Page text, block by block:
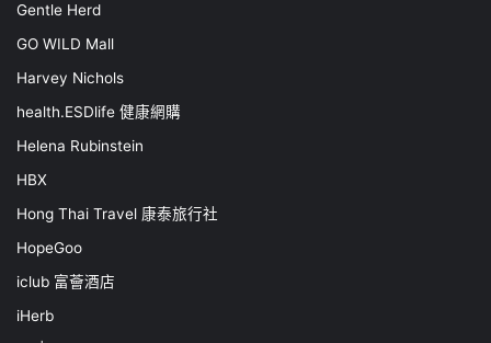
Gentle Herd
GO WILD Mall
Harvey Nichols
health.ESDlife 健康網購
Helena Rubinstein
HBX
Hong Thai Travel 康泰旅行社
HopeGoo
iclub 富薈酒店
iHerb